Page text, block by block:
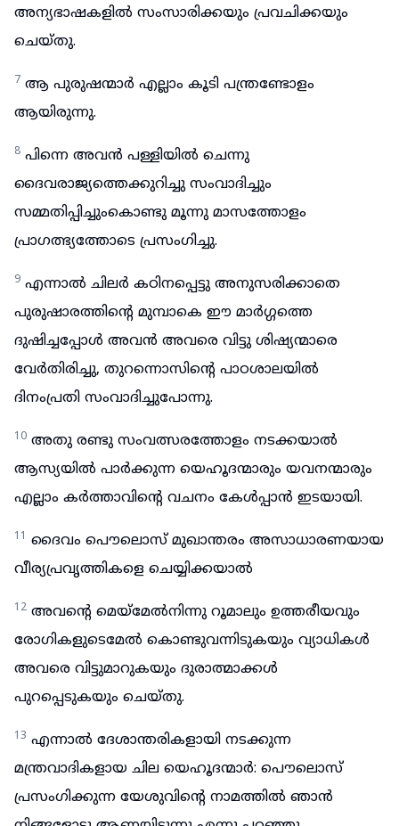
അന്യഭാഷകളിൽ സംസാരിക്കയും പ്രവചിക്കയും
ചെയ്തു.
7 ആ പുരുഷന്മാർ എല്ലാം കൂടി പന്ത്രണ്ടോളം
ആയിരുന്നു.
8 പിന്നെ അവൻ പള്ളിയിൽ ചെന്നു
ദൈവരാജ്യത്തെക്കുറിച്ചു സംവാദിച്ചും
സമ്മതിപ്പിച്ചുംകൊണ്ടു മൂന്നു മാസത്തോളം
പ്രാഗത്ഭ്യത്തോടെ പ്രസംഗിച്ചു.
9 എന്നാൽ ചിലർ കഠിനപ്പെട്ടു അനുസരിക്കാതെ
പുരുഷാരത്തിന്റെ മുമ്പാകെ ഈ മാർഗ്ഗത്തെ
ദുഷിച്ചപ്പോൾ അവൻ അവരെ വിട്ടു ശിഷ്യന്മാരെ
വേർതിരിച്ചു, തുറന്നൊസിന്റെ പാഠശാലയിൽ
ദിനംപ്രതി സംവാദിച്ചുപോന്നു.
10 അതു രണ്ടു സംവത്സരത്തോളം നടക്കയാൽ
ആസ്യയിൽ പാർക്കുന്ന യെഹൂദന്മാരും യവനന്മാരും
എല്ലാം കർത്താവിന്റെ വചനം കേൾപ്പാൻ ഇടയായി.
11 ദൈവം പൌലൊസ് മുഖാന്തരം അസാധാരണയായ
വീര്യപ്രവൃത്തികളെ ചെയ്യിക്കയാൽ
12 അവന്റെ മെയ്മേൽനിന്നു റൂമാലും ഉത്തരീയവും
രോഗികളുടെമേൽ കൊണ്ടുവന്നിടുകയും വ്യാധികൾ
അവരെ വിട്ടുമാറുകയും ദുരാത്മാക്കൾ
പുറപ്പെടുകയും ചെയ്തു.
13 എന്നാൽ ദേശാന്തരികളായി നടക്കുന്ന
മന്ത്രവാദികളായ ചില യെഹൂദന്മാർ: പൌലൊസ്
പ്രസംഗിക്കുന്ന യേശുവിന്റെ നാമത്തിൽ ഞാൻ